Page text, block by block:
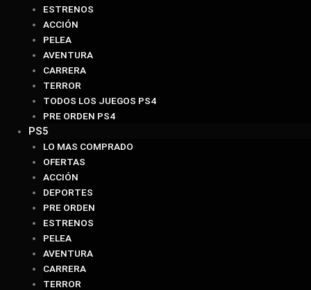
ESTRENOS
ACCIÓN
PELEA
AVENTURA
CARRERA
TERROR
TODOS LOS JUEGOS PS4
PRE ORDEN PS4
PS5
LO MAS COMPRADO
OFERTAS
ACCIÓN
DEPORTES
PRE ORDEN
ESTRENOS
PELEA
AVENTURA
CARRERA
TERROR